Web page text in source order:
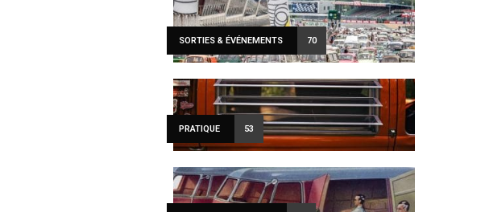
SORTIES & ÉVÉNEMENTS 70
PRATIQUE 53